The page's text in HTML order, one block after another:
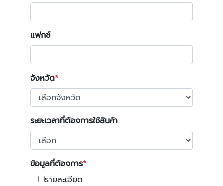
แฟกซ์
จังหวัด
ระยะเวลาที่ต้องการใช้สินค้า
ข้อมูลที่ต้องการ
รายละเอียด